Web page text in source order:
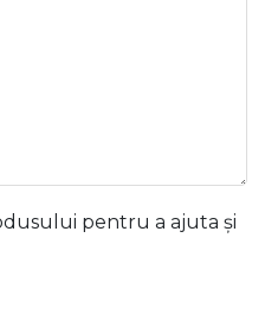
pentru a ajuta și